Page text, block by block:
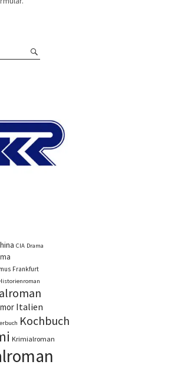
CIA Drama
Frankfurt
Italien
Kochbuch
Krimialroman